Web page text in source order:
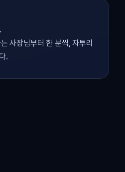
사장님부터 한 분씩, 자투리
.